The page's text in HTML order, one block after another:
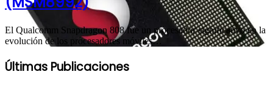
El Qualcomm Snapdragon 808 fue un procesador significativo en la
evolución de los procesadores móviles…
Últimas Publicaciones